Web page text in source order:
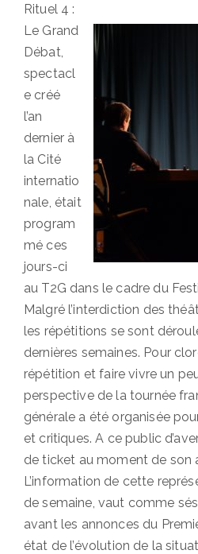
Rituel 4 :
Le Grand
Débat,
spectacl
e créé
l’an
dernier à
la Cité
internatio
nale, était
program
mé ces
jours-ci
au T2G dans le cadre du
Malgré l’interdiction des
les répétitions se sont
dernières semaines. Pour
répétition et faire vivre un
perspective de la tournée
générale a été organisée
et critiques. A ce public
de ticket au moment de son
L’information de cette
de semaine, vaut comme
avant les annonces du
état de l’évolution de la